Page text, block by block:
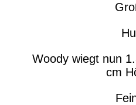
Woody wiegt nun
cm